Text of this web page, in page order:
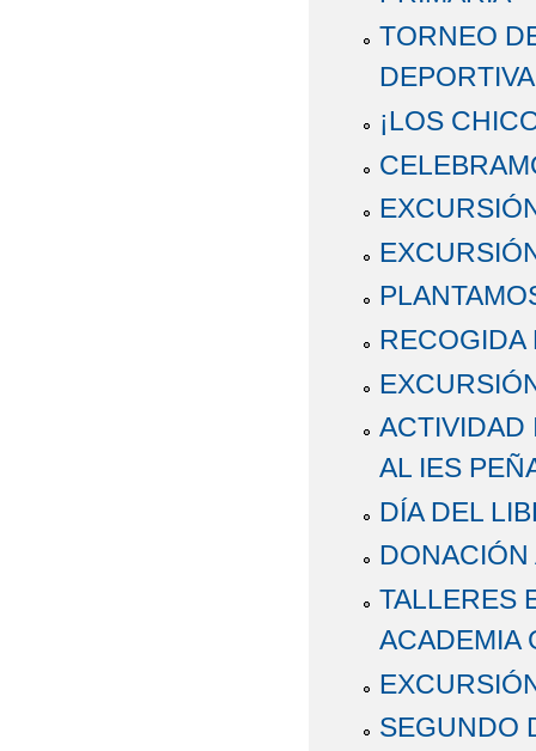
TORNEO
DEPORTIVA
¡LOS
RECOGIDA
ACTIVIDAD
AL IES
DÍA DEL
DONACIÓN
TALLERES
ACADEMIA
SEGUNDO